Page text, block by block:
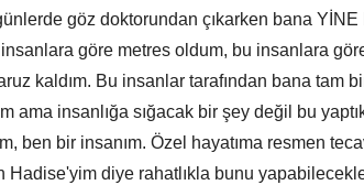
göz doktorundan çıkarken bana YİNE
insanlara göre metres oldum, bu insanlara
kaldım. Bu insanlar tarafından bana tam
ama insanlığa sığacak bir şey değil bu
ben bir insanım. Özel hayatıma resmen
diye rahatlıkla bunu